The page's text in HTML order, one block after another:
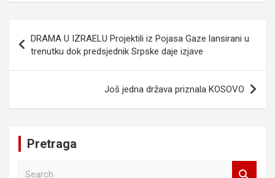
članaka
DRAMA U IZRAELU Projektili iz Pojasa Gaze lansirani u
trenutku dok predsjednik Srpske daje izjave
Još jedna država priznala KOSOVO
Pretraga